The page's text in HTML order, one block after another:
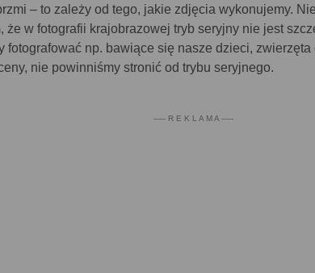
– to zależy od tego, jakie zdjęcia wykonujemy.
że w fotografii krajobrazowej tryb seryjny nie jest
fotografować np. bawiące się nasze dzieci,
nie powinniśmy stronić od trybu seryjnego.
----- R E K L A M A -----